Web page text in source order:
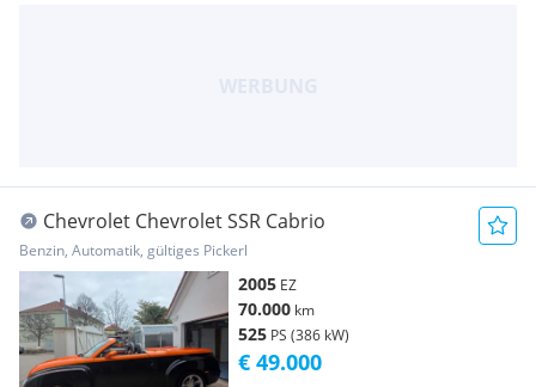
Chevrolet Chevrolet SSR Cabrio
Benzin, Automatik, gültiges Pickerl
2005 EZ
70.000 km
525 PS (386 kW)
€ 49.000